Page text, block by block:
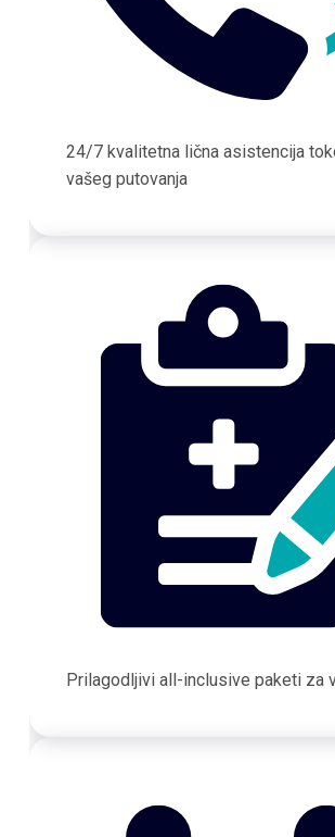
24/7 kvalitetna lična asistencija
vašeg putovanja
Prilagodljivi all-inclusive paketi za